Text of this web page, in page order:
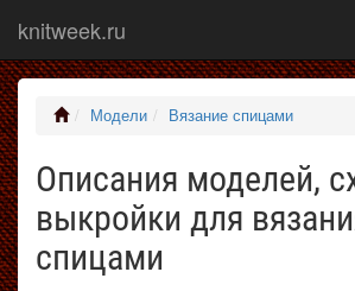
knitweek.ru
Модели Вязание спицами
Описания моделей,
выкройки для
спицами